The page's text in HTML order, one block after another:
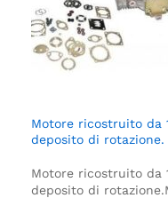
Motore ricostruito da
deposito di rotazione.
Motore ricostruito da
deposito di rotazione.